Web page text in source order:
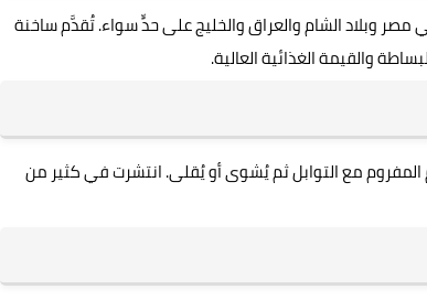
وبلاد الشام والعراق والخليج على حدٍّ سواء. تُقدَّم ساخنة
والقيمة الغذائية العالية.
مع التوابل ثم يُشوى أو يُقلى. انتشرت في كثير من